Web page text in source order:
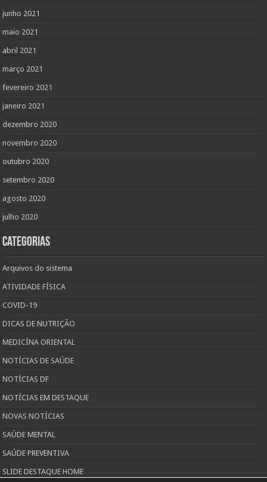
junho 2021
maio 2021
abril 2021
março 2021
fevereiro 2021
janeiro 2021
dezembro 2020
novembro 2020
outubro 2020
setembro 2020
agosto 2020
julho 2020
Categorias
Arquivos do sistema
ATIVIDADE FÍSICA
COVID-19
DICAS DE NUTRIÇÃO
MEDICÍNA ORIENTAL
NOTÍCIAS DE SAÚDE
NOTÍCIAS DF
NOTÍCIAS EM DESTAQUE
NOVAS NOTÍCIAS
SAÚDE MENTAL
SAÚDE PREVENTIVA
SLIDE DESTAQUE HOME